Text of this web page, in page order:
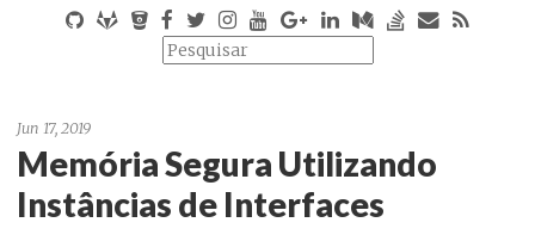
Jun 17, 2019
Memória Segura Utilizando
Instâncias de Interfaces